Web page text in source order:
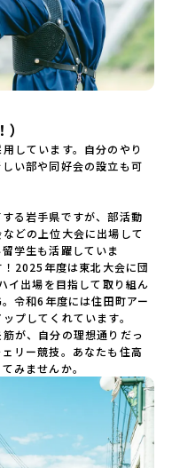
しています。自分のやり
い部や同好会の設立も可
る岩手県ですが、部活動
どの上位大会に出場して
学生も活躍していま
2025年度は東北大会に団
イ出場を目指して取り組ん
令和6年度には住田町アー
プしてくれています。
が、自分の理想通りだっ
リー競技。あなたも住高
みませんか。